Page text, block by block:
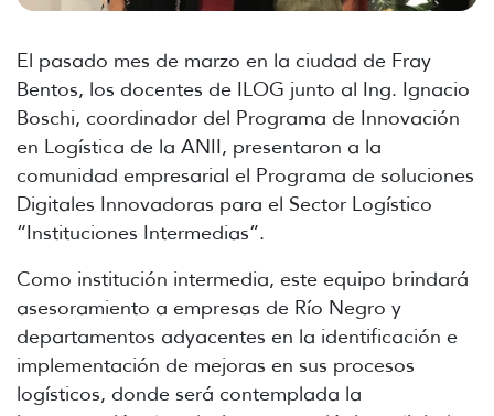
El pasado mes de marzo en la ciudad de Fray
Bentos, los docentes de ILOG junto al Ing. Ignacio
Boschi, coordinador del Programa de Innovación
en Logística de la ANII, presentaron a la
comunidad empresarial el Programa de soluciones
Digitales Innovadoras para el Sector Logístico
“Instituciones Intermedias”.
Como institución intermedia, este equipo brindará
asesoramiento a empresas de Río Negro y
departamentos adyacentes en la identificación e
implementación de mejoras en sus procesos
logísticos, donde será contemplada la